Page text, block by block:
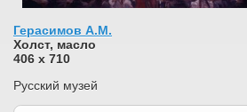
Герасимов А.М.
Холст, масло
406 х 710
Русский музей